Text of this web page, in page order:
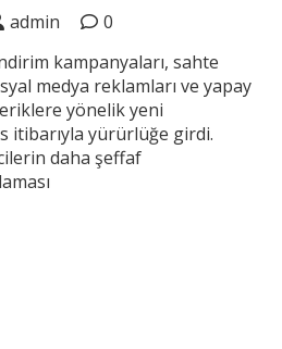
admin
0
kampanyaları, sahte
medya reklamları ve yapay
yönelik yeni
itibarıyla yürürlüğe girdi.
daha şeffaf